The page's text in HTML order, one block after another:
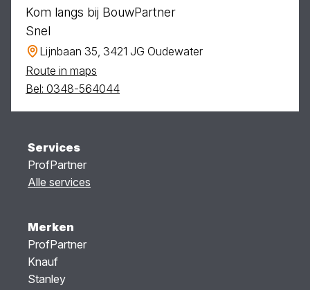
Kom langs bij BouwPartner
Snel
Lijnbaan 35, 3421 JG Oudewater
Route in maps
Bel: 0348-564044
Services
ProfPartner
Alle services
Merken
ProfPartner
Knauf
Stanley